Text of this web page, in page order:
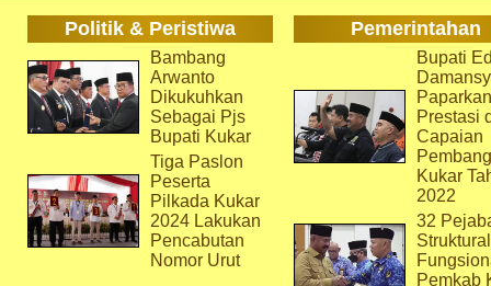
Politik & Peristiwa Pemerintahan
Bambang
Arwanto
Dikukuhkan
Sebagai Pjs
Bupati Kukar
Tiga Paslon
Peserta
Pilkada Kukar
2024 Lakukan
Pencabutan
Nomor Urut
Bupati
Paparkan
Prestasi
Capaian
Kukar
2022
32
Pemkab